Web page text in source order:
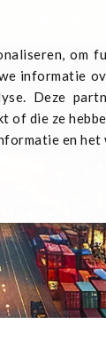
om
informatie
Deze
die ze
en het